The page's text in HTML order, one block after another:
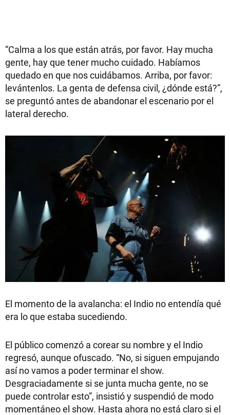
“Calma a los que están atrás, por favor. Hay mucha
gente, hay que tener mucho cuidado. Habíamos
quedado en que nos cuidábamos. Arriba, por favor:
levántenlos. La genta de defensa civil, ¿dónde está?”,
se preguntó antes de abandonar el escenario por el
lateral derecho.
El momento de la avalancha: el Indio no entendía qué
era lo que estaba sucediendo.
El público comenzó a corear su nombre y el Indio
regresó, aunque ofuscado. “No, si siguen empujando
así no vamos a poder terminar el show.
Desgraciadamente si se junta mucha gente, no se
puede controlar esto”, insistió y suspendió de modo
momentáneo el show. Hasta ahora no está claro si el